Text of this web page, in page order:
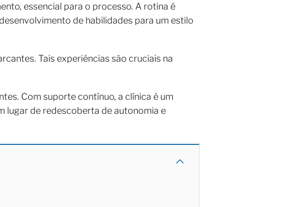
essencial para o processo. A rotina é
de habilidades para um estilo
Tais experiências são cruciais na
Com suporte contínuo, a clínica é um
lugar de redescoberta de autonomia e